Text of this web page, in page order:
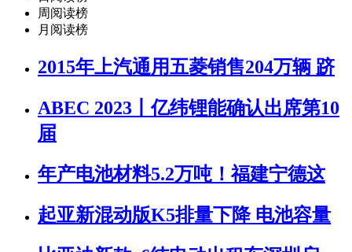
周阅读榜
月阅读榜
2015年上汽通用五菱销售204万辆 跻
ABEC 2023丨亿纬锂能确认出席第10
届
年产电池材料5.2万吨！福建宁德这
起亚新混动版K5排量下降 电池容量